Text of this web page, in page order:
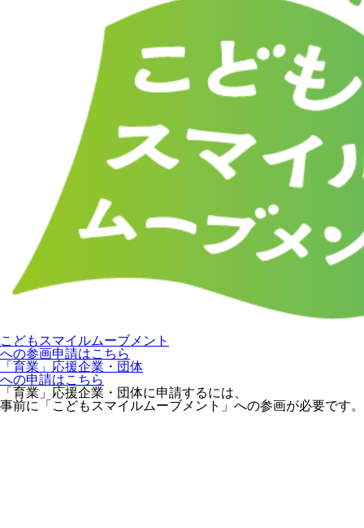
こどもスマイルムーブメント
への参画申請はこちら
「育業」応援企業・団体
への申請はこちら
「育業」応援企業・団体に申請するには、
事前に「こどもスマイルムーブメント」への参画が必要です。